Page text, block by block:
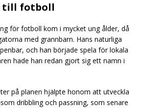
till fotboll
för fotboll kom i mycket ung ålder, då
med grannbarn. Hans naturliga
och han började spela för lokala
hade han redan gjort sig ett namn i
på planen hjälpte honom att utveckla
dribbling och passning, som senare